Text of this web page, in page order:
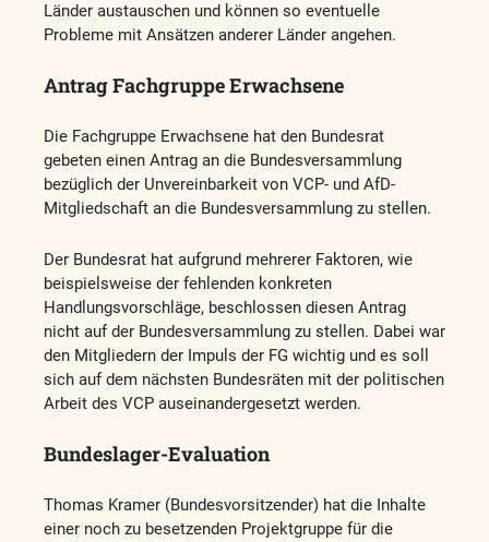
Länder austauschen und können so eventuelle
Probleme mit Ansätzen anderer Länder angehen.
Antrag Fachgruppe Erwachsene
Die Fachgruppe Erwachsene hat den Bundesrat
gebeten einen Antrag an die Bundesversammlung
bezüglich der Unvereinbarkeit von VCP- und AfD-
Mitgliedschaft an die Bundesversammlung zu stellen.
Der Bundesrat hat aufgrund mehrerer Faktoren, wie
beispielsweise der fehlenden konkreten
Handlungsvorschläge, beschlossen diesen Antrag
nicht auf der Bundesversammlung zu stellen. Dabei war
den Mitgliedern der Impuls der FG wichtig und es soll
sich auf dem nächsten Bundesräten mit der politischen
Arbeit des VCP auseinandergesetzt werden.
Bundeslager-Evaluation
Thomas Kramer (Bundesvorsitzender) hat die Inhalte
einer noch zu besetzenden Projektgruppe für die